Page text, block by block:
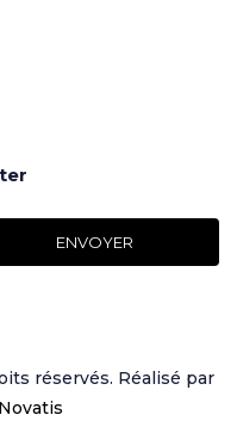
réservés. Réalisé par